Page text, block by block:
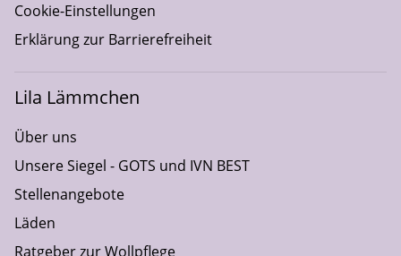
Cookie-Einstellungen
Erklärung zur Barrierefreiheit
Lila Lämmchen
Über uns
Unsere Siegel - GOTS und IVN BEST
Stellenangebote
Läden
Ratgeber zur Wollpflege